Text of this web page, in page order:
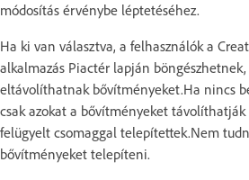
módosítás érvénybe léptetéséhez.
Ha ki van választva, a felhasználók a
alkalmazás Piactér lapján
eltávolíthatnak bővítményeket.Ha nincs
csak azokat a bővítményeket
felügyelt csomaggal telepítettek.Nem
bővítményeket telepíteni.